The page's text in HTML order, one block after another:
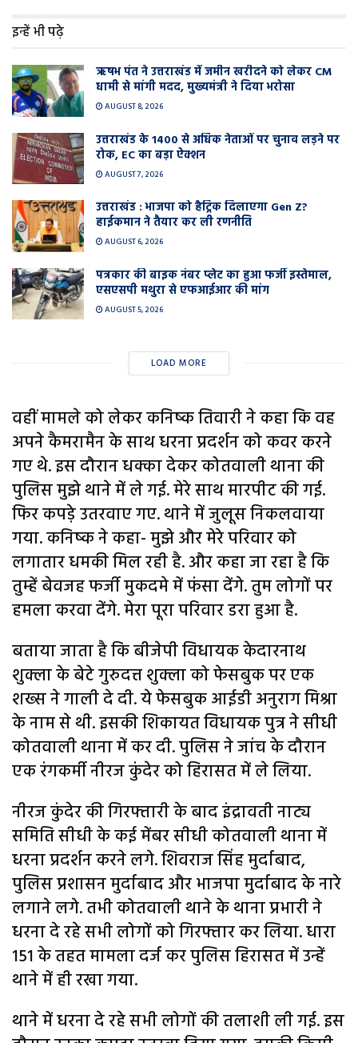
इन्हें भी पढ़े
ऋषभ पंत ने उत्तराखंड में जमीन खरीदने को लेकर CM
धामी से मांगी मदद, मुख्यमंत्री ने दिया भरोसा
AUGUST 8, 2026
उत्तराखंड के 1400 से अधिक नेताओं पर चुनाव लड़ने पर
रोक, EC का बड़ा ऐक्शन
AUGUST 7, 2026
उत्तराखंड : भाजपा को हैट्रिक दिलाएगा Gen Z?
हाईकमान ने तैयार कर ली रणनीति
AUGUST 6, 2026
पत्रकार की बाइक नंबर प्लेट का हुआ फर्जी इस्तेमाल,
एसएसपी मथुरा से एफआईआर की मांग
AUGUST 5, 2026
LOAD MORE
वहीं मामले को लेकर कनिष्क तिवारी ने कहा कि वह
अपने कैमरामैन के साथ धरना प्रदर्शन को कवर करने
गए थे. इस दौरान धक्का देकर कोतवाली थाना की
पुलिस मुझे थाने में ले गई. मेरे साथ मारपीट की गई.
फिर कपड़े उतरवाए गए. थाने में जुलूस निकलवाया
गया. कनिष्क ने कहा- मुझे और मेरे परिवार को
लगातार धमकी मिल रही है. और कहा जा रहा है कि
तुम्हें बेवजह फर्जी मुकदमे में फंसा देंगे. तुम लोगों पर
हमला करवा देंगे. मेरा पूरा परिवार डरा हुआ है.
बताया जाता है कि बीजेपी विधायक केदारनाथ
शुक्ला के बेटे गुरुदत्त शुक्ला को फेसबुक पर एक
शख्स ने गाली दे दी. ये फेसबुक आईडी अनुराग मिश्रा
के नाम से थी. इसकी शिकायत विधायक पुत्र ने सीधी
कोतवाली थाना में कर दी. पुलिस ने जांच के दौरान
एक रंगकर्मी नीरज कुंदेर को हिरासत में ले लिया.
नीरज कुंदेर की गिरफ्तारी के बाद इंद्रावती नाट्य
समिति सीधी के कई मेंबर सीधी कोतवाली थाना में
धरना प्रदर्शन करने लगे. शिवराज सिंह मुर्दाबाद,
पुलिस प्रशासन मुर्दाबाद और भाजपा मुर्दाबाद के नारे
लगाने लगे. तभी कोतवाली थाने के थाना प्रभारी ने
धरना दे रहे सभी लोगों को गिरफ्तार कर लिया. धारा
151 के तहत मामला दर्ज कर पुलिस हिरासत में उन्हें
थाने में ही रखा गया.
थाने में धरना दे रहे सभी लोगों की तलाशी ली गई. इस